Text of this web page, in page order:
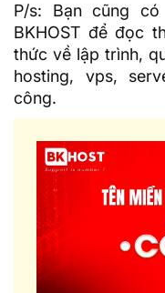
P/s: Bạn cũng
BKHOST để đọc
thức về lập trình,
hosting, vps,
công.